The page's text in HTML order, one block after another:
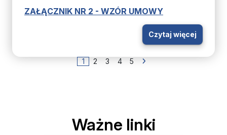
ZAŁĄCZNIK NR 2 - WZÓR UMOWY
Czytaj więcej
1 2 3 4 5
Ważne linki